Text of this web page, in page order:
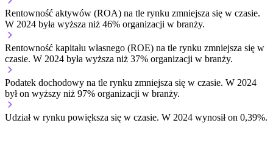
Rentowność aktywów (ROA) na tle rynku zmniejsza się w czasie.
W 2024 była wyższa niż 46% organizacji w branży.
Rentowność kapitału własnego (ROE) na tle rynku zmniejsza się w
czasie. W 2024 była wyższa niż 37% organizacji w branży.
Podatek dochodowy na tle rynku zmniejsza się w czasie. W 2024
był on wyższy niż 97% organizacji w branży.
Udział w rynku powiększa się w czasie. W 2024 wynosił on 0,39%.